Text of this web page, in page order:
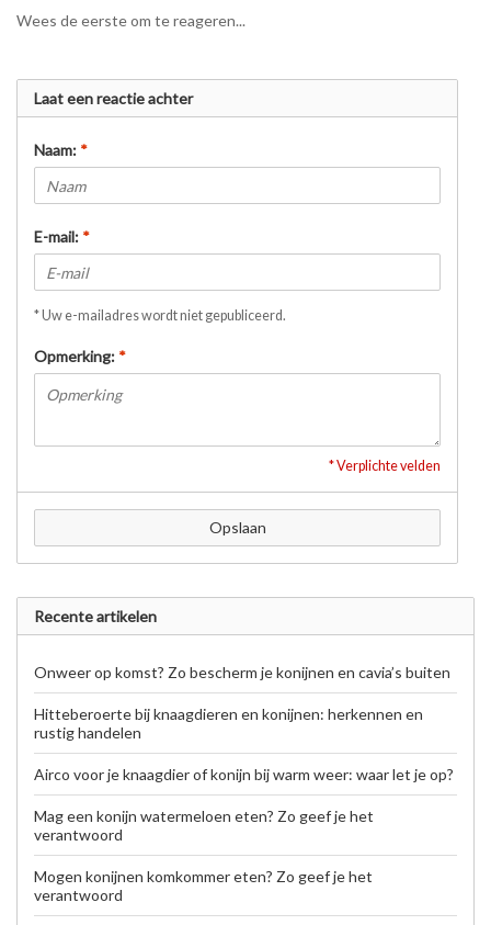
Wees de eerste om te reageren...
Laat een reactie achter
Naam: *
E-mail: *
* Uw e-mailadres wordt niet gepubliceerd.
Opmerking: *
* Verplichte velden
Opslaan
Recente artikelen
Onweer op komst? Zo bescherm je konijnen en cavia’s buiten
Hitteberoerte bij knaagdieren en konijnen: herkennen en
rustig handelen
Airco voor je knaagdier of konijn bij warm weer: waar let je op?
Mag een konijn watermeloen eten? Zo geef je het
verantwoord
Mogen konijnen komkommer eten? Zo geef je het
verantwoord